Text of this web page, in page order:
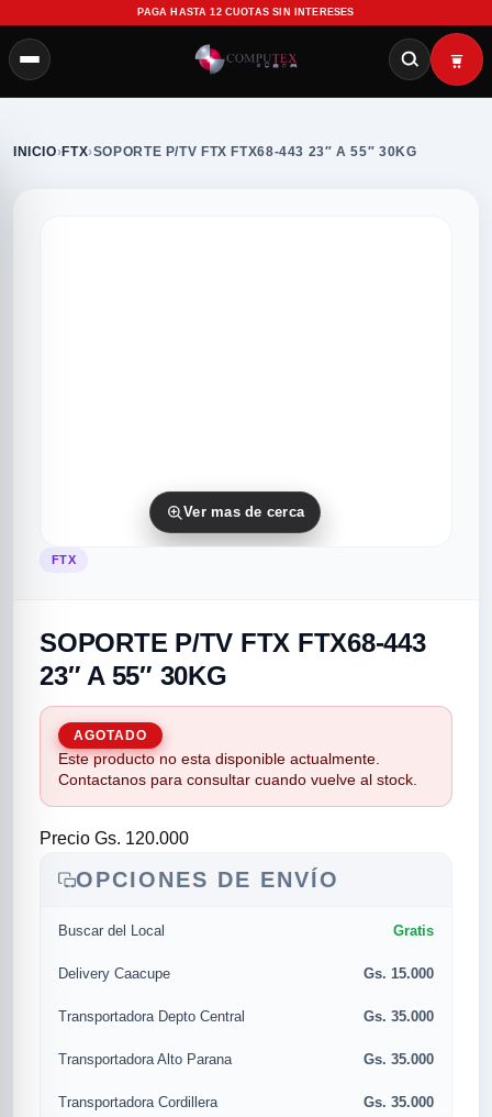
PAGA HASTA 12 CUOTAS SIN INTERESES
categorias
MUSICAL
INICIO›FTX›SOPORTE P/TV FTX FTX68-443 23″ A 55″ 30KG
Ver mas de cerca
FTX
SOPORTE P/TV FTX FTX68-443
23″ A 55″ 30KG
AGOTADO
Este producto no esta disponible actualmente.
Contactanos para consultar cuando vuelve al stock.
Precio Gs. 120.000
OPCIONES DE ENVÍO
Buscar del Local Gratis
Delivery Caacupe Gs. 15.000
Transportadora Depto Central Gs. 35.000
Transportadora Alto Parana Gs. 35.000
Transportadora Cordillera Gs. 35.000